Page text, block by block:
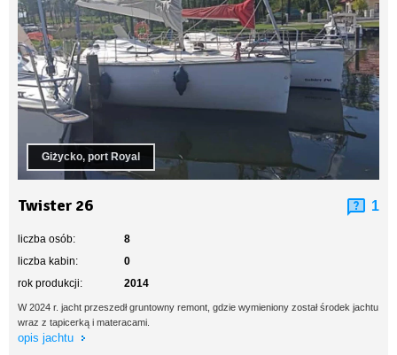
Giżycko, port Royal
Twister 26 1
liczba osób:
8
liczba kabin:
0
rok produkcji:
2014
W 2024 r. jacht przeszedł gruntowny remont, gdzie wymieniony został środek jachtu
wraz z tapicerką i materacami.
opis jachtu